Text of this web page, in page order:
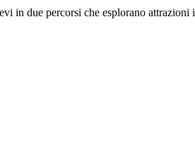
in due percorsi che esplorano